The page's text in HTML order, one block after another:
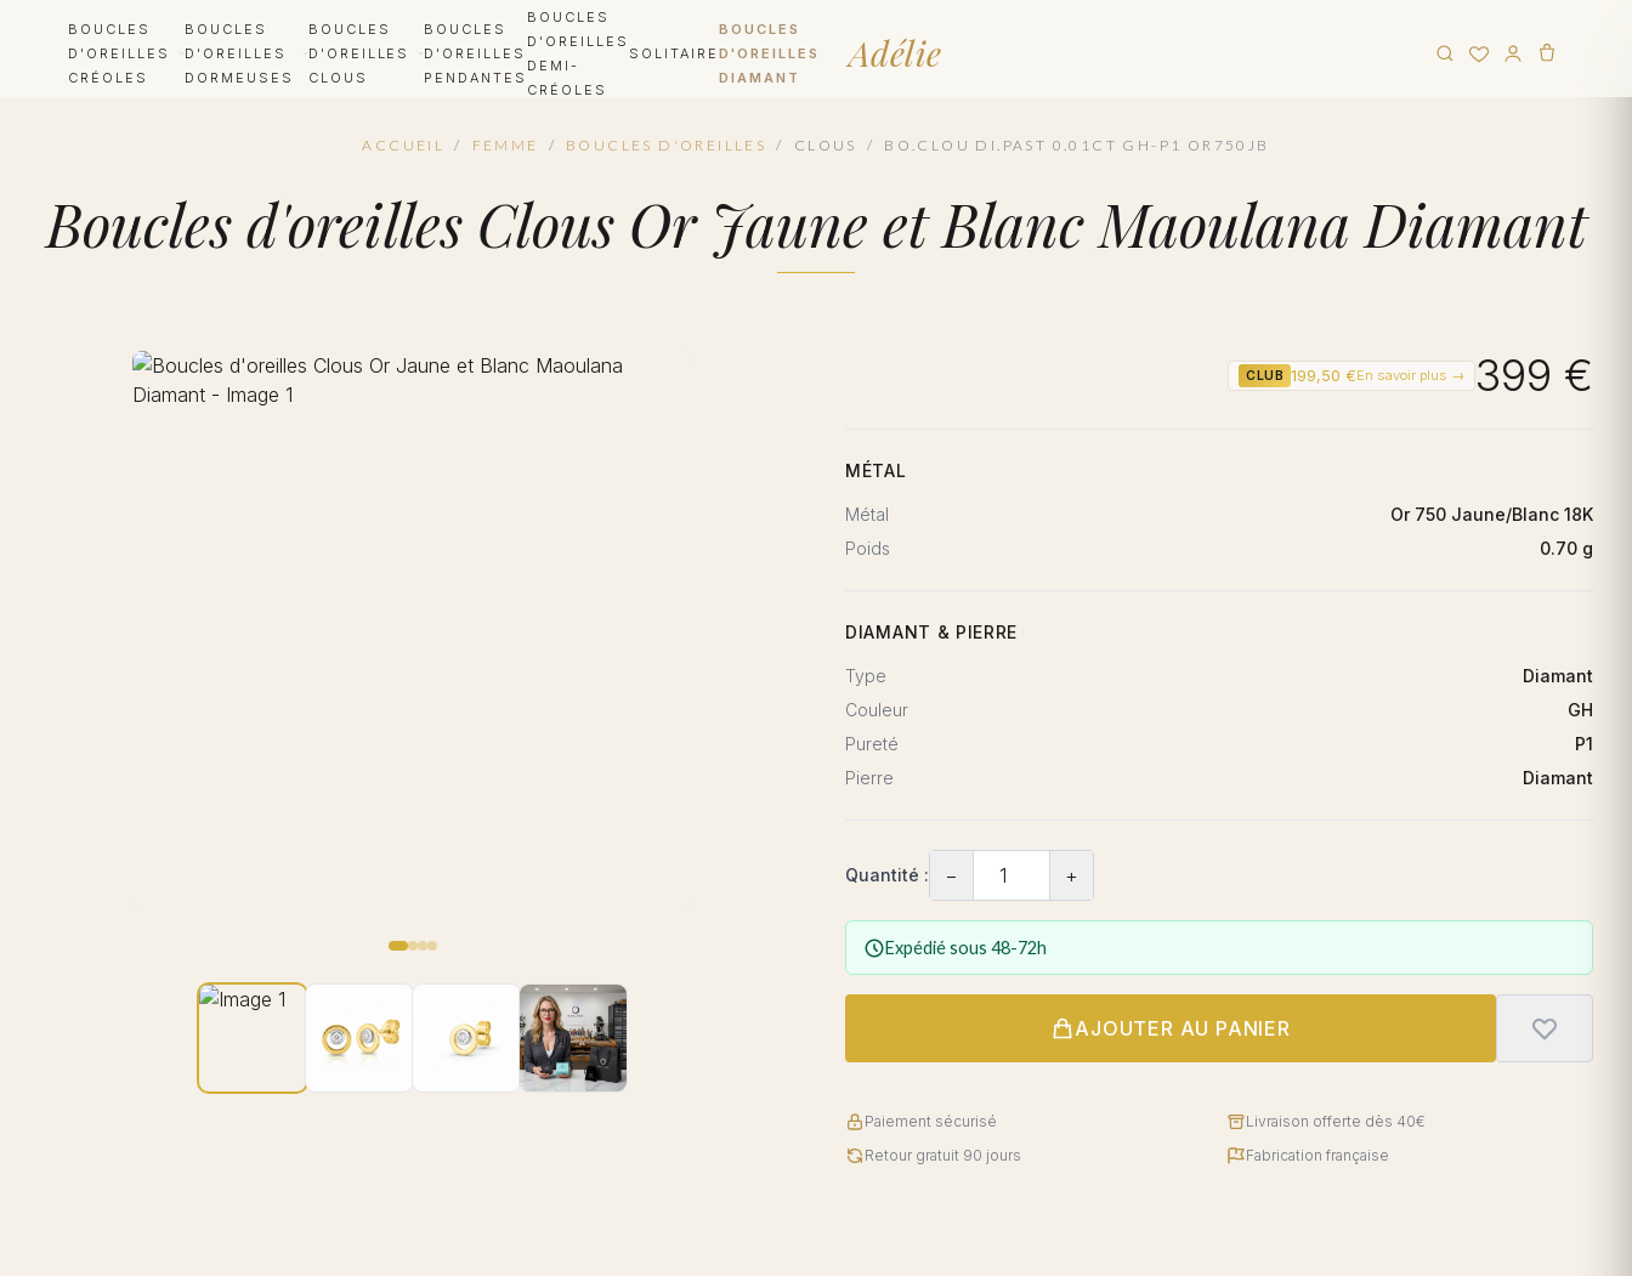
BOUCLES
D'OREILLES
CRÉOLES
BOUCLES
D'OREILLES
DORMEUSES
BOUCLES
D'OREILLES
CLOUS
BOUCLES
D'OREILLES
PENDANTES
BOUCLES
D'OREILLES
DEMI-
CRÉOLES
SOLITAIRE
BOUCLES
D'OREILLES
DIAMANT
Adélie
ACCUEIL / FEMME / BOUCLES D'OREILLES / CLOUS / BO.CLOU DI.PAST 0.01CT GH-P1 OR750JB
Boucles d'oreilles Clous Or Jaune et Blanc Maoulana Diamant
CLUB 199,50 €En savoir plus → 399 €
MÉTAL
Métal
Or 750 Jaune/Blanc 18K
Poids
0.70 g
DIAMANT & PIERRE
Type
Diamant
Couleur
GH
Pureté
P1
Pierre
Diamant
Quantité : − +
Expédié sous 48-72h
AJOUTER AU PANIER
Paiement sécurisé
Livraison offerte dès 40€
Retour gratuit 90 jours
Fabrication française